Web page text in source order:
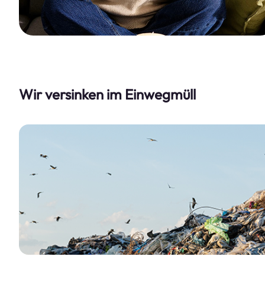
Wir versinken im Einwegmüll